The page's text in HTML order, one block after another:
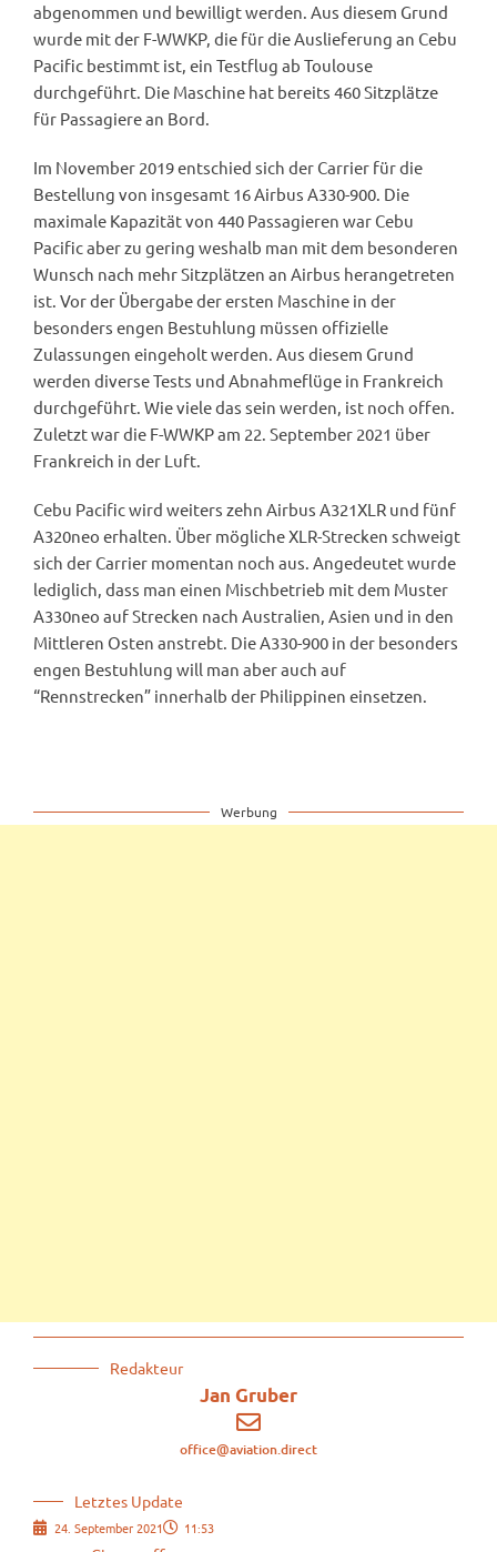
Redakteur
Jan Gruber
office@aviation.direct
Letztes Update
24. September 2021 11:53
abgenommen und bewilligt werden. Aus diesem Grund
wurde mit der F-WWKP, die für die Auslieferung an Cebu
Pacific bestimmt ist, ein Testflug ab Toulouse
durchgeführt. Die Maschine hat bereits 460 Sitzplätze
für Passagiere an Bord.
Im November 2019 entschied sich der Carrier für die
Bestellung von insgesamt 16 Airbus A330-900. Die
maximale Kapazität von 440 Passagieren war Cebu
Pacific aber zu gering weshalb man mit dem besonderen
Wunsch nach mehr Sitzplätzen an Airbus herangetreten
ist. Vor der Übergabe der ersten Maschine in der
besonders engen Bestuhlung müssen offizielle
Zulassungen eingeholt werden. Aus diesem Grund
werden diverse Tests und Abnahmeflüge in Frankreich
durchgeführt. Wie viele das sein werden, ist noch offen.
Zuletzt war die F-WWKP am 22. September 2021 über
Frankreich in der Luft.
Cebu Pacific wird weiters zehn Airbus A321XLR und fünf
A320neo erhalten. Über mögliche XLR-Strecken schweigt
sich der Carrier momentan noch aus. Angedeutet wurde
lediglich, dass man einen Mischbetrieb mit dem Muster
A330neo auf Strecken nach Australien, Asien und in den
Mittleren Osten anstrebt. Die A330-900 in der besonders
engen Bestuhlung will man aber auch auf
“Rennstrecken” innerhalb der Philippinen einsetzen.
Werbung